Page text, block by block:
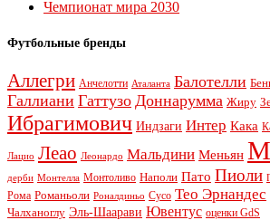
Чемпионат мира 2030
Футбольные бренды
Аллегри Анчелотти Аталанта Балотелли
Галлиани Гаттузо Доннарумма Жиру
Ибрагимович Индзаги Интер Кака
Лацио Леао Леонардо Мальдини Меньян
дерби Монтелла Монтоливо Наполи Пато Пиоли
Рома Романьоли Роналдиньо Сусо Тео Эрнандес
Чалханоглу Эль-Шаарави Ювентус оценки GdS